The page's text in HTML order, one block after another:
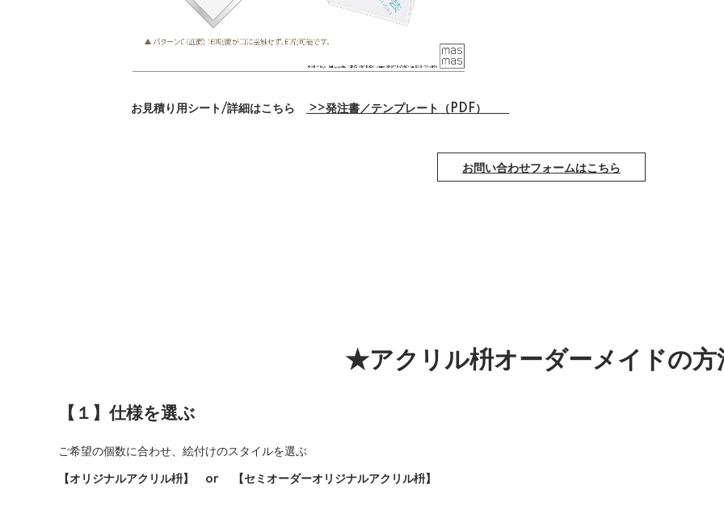
お見積り用シート/詳細はこちら >>発注書／テンプレート（PDF）
お問い合わせフォームはこちら
★アクリル枡オーダーメイドの方
【１】仕様を選ぶ
ご希望の個数に合わせ、絵付けのスタイルを選ぶ
【オリジナルアクリル枡】 or 【セミオーダーオリジナルアクリル枡】